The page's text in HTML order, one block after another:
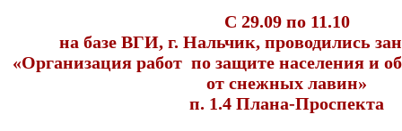
С 29.09 по 11.10
на базе ВГИ, г. Нальчик, проводились
«Организация работ по защите населения и
от снежных лавин»
п. 1.4 Плана-Проспекта